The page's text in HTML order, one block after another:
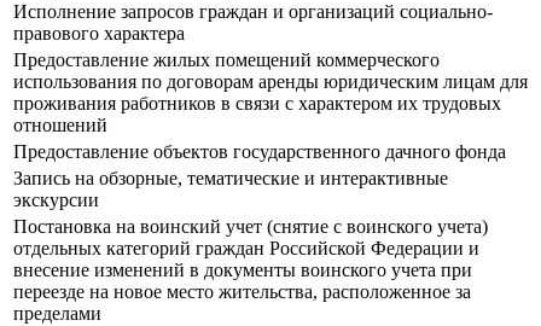
Исполнение запросов граждан и организаций социально-
правового характера
Предоставление жилых помещений коммерческого
использования по договорам аренды юридическим лицам для
проживания работников в связи с характером их трудовых
отношений
Предоставление объектов государственного дачного фонда
Запись на обзорные, тематические и интерактивные
экскурсии
Постановка на воинский учет (снятие с воинского учета)
отдельных категорий граждан Российской Федерации и
внесение изменений в документы воинского учета при
переезде на новое место жительства, расположенное за
пределами